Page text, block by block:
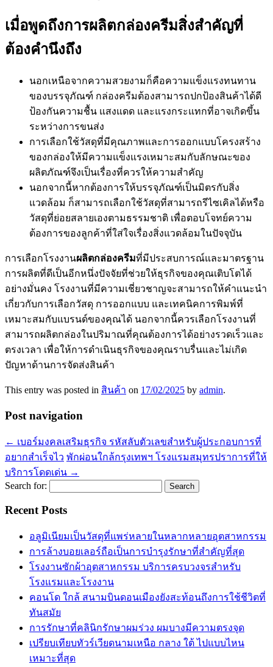
เมื่อพูดถึงการผลิตกล่องครีมสิ่งสำคัญที่
ต้องคำนึงถึง
นอกเหนือจากความสวยงามก็คือความแข็งแรงทนทาน
ของบรรจุภัณฑ์ กล่องครีมต้องสามารถปกป้องสินค้าได้ดี
ป้องกันความชื้น แสงแดด และแรงกระแทกที่อาจเกิดขึ้น
ระหว่างการขนส่ง
การเลือกใช้วัสดุที่มีคุณภาพและการออกแบบโครงสร้าง
ของกล่องให้มีความแข็งแรงเหมาะสมกับลักษณะของ
ผลิตภัณฑ์จึงเป็นเรื่องที่ควรให้ความสำคัญ
นอกจากนี้หากต้องการให้บรรจุภัณฑ์เป็นมิตรกับสิ่ง
แวดล้อม ก็สามารถเลือกใช้วัสดุที่สามารถรีไซเคิลได้หรือ
วัสดุที่ย่อยสลายเองตามธรรมชาติ เพื่อตอบโจทย์ความ
ต้องการของลูกค้าที่ใส่ใจเรื่องสิ่งแวดล้อมในปัจจุบัน
การเลือกโรงงานผลิตกล่องครีมที่มีประสบการณ์และมาตรฐาน
การผลิตที่ดีเป็นอีกหนึ่งปัจจัยที่ช่วยให้ธุรกิจของคุณเติบโตได้
อย่างมั่นคง โรงงานที่มีความเชี่ยวชาญจะสามารถให้คำแนะนำ
เกี่ยวกับการเลือกวัสดุ การออกแบบ และเทคนิคการพิมพ์ที่
เหมาะสมกับแบรนด์ของคุณได้ นอกจากนี้ควรเลือกโรงงานที่
สามารถผลิตกล่องในปริมาณที่คุณต้องการได้อย่างรวดเร็วและ
ตรงเวลา เพื่อให้การดำเนินธุรกิจของคุณราบรื่นและไม่เกิด
ปัญหาด้านการจัดส่งสินค้า
This entry was posted in สินค้า on 17/02/2025 by admin.
Post navigation
← เบอร์มงคลเสริมธุรกิจ รหัสลับตัวเลขสำหรับผู้ประกอบการที่
อยากสำเร็จไว พักผ่อนใกล้กรุงเทพฯ โรงแรมสมุทรปราการที่ให้
บริการโดดเด่น →
Search for:
Recent Posts
อลูมิเนียมเป็นวัสดุที่แพร่หลายในหลากหลายอุตสาหกรรม
การล้างบอยเลอร์ถือเป็นการบำรุงรักษาที่สำคัญที่สุด
โรงงานซักผ้าอุตสาหกรรม บริการครบวงจรสำหรับ
โรงแรมและโรงงาน
คอนโด ใกล้ สนามบินดอนเมืองยังสะท้อนถึงการใช้ชีวิตที่
ทันสมัย
การรักษาที่คลินิกรักษาผมร่วง ผมบางมีความตรงจุด
เปรียบเทียบทัวร์เวียดนามเหนือ กลาง ใต้ ไปแบบไหน
เหมาะที่สุด